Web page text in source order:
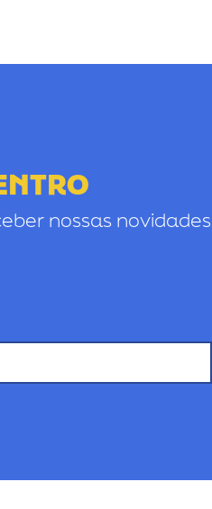
nossas novidades